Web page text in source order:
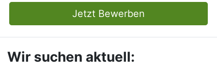
Jetzt Bewerben
Wir suchen aktuell: